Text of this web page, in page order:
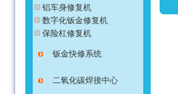
铝车身修复机
数字化钣金修复机
保险杠修复机
钣金快修系统
二氧化碳焊接中心